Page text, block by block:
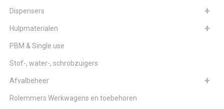
Dispensers
Hulpmaterialen
PBM & Single use
Stof-, water-, schrobzuigers
Afvalbeheer
Rolemmers Werkwagens en toebehoren